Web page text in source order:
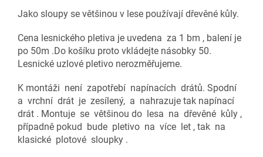
Jako sloupy se většinou v lese používají dřevěné kůly.
Cena lesnického pletiva je uvedena za 1 bm , balení je
po 50m .Do košíku proto vkládejte násobky 50.
Lesnické uzlové pletivo nerozměřujeme.
K montáži není zapotřebí napínacích drátů. Spodní
a vrchní drát je zesílený, a nahrazuje tak napínací
drát . Montuje se většinou do lesa na dřevěné kůly ,
případně pokud bude pletivo na více let , tak na
klasické plotové sloupky .